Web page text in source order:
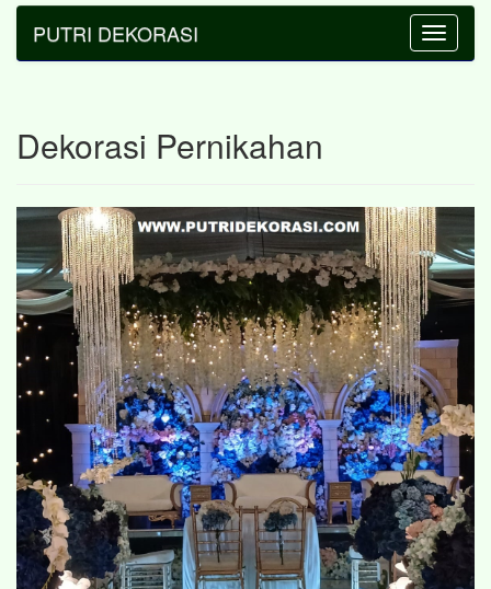
Toggle
PUTRI DEKORASI
Dekorasi Pernikahan